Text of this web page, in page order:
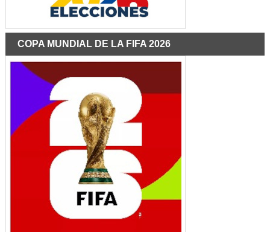
COPA MUNDIAL DE LA FIFA 2026